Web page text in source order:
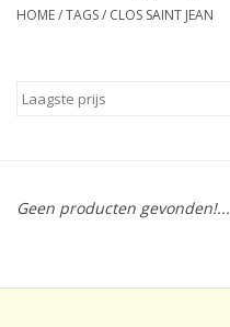
Barneveldse specialiteiten
Gedistilleerd &
HOME/TAGS/ CLOS SAINT JEAN
Geen producten gevonden!...